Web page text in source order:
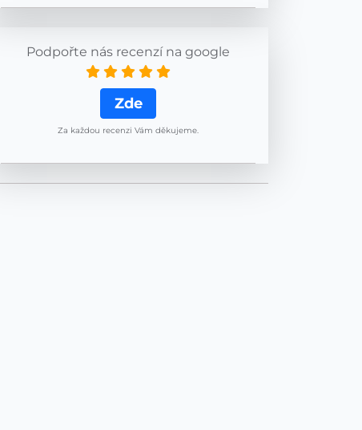
Podpořte nás recenzí na google
Zde
Za každou recenzi Vám děkujeme.